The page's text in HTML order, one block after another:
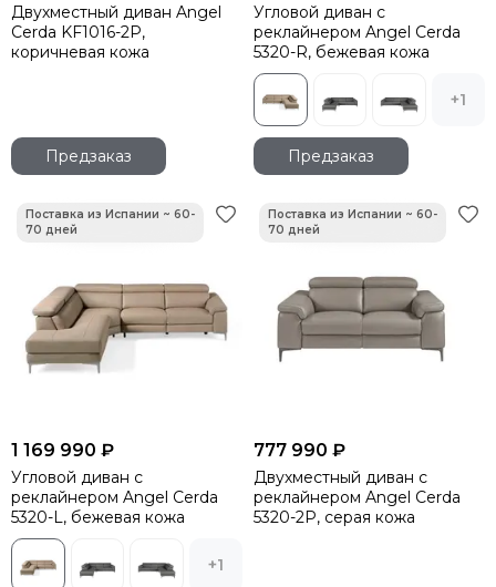
Двухместный диван Angel
Cerda KF1016-2P,
коричневая кожа
Предзаказ
Угловой диван с
реклайнером Angel Cerda
5320-R, бежевая кожа
+1
Предзаказ
1 169 990 ₽
Угловой диван с
реклайнером Angel Cerda
5320-L, бежевая кожа
+1
777 990 ₽
Двухместный диван с
реклайнером Angel Cerda
5320-2P, серая кожа